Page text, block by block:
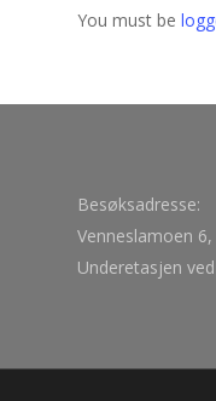
You must be
Besøksadresse:
Venneslamoen 6,
Underetasjen